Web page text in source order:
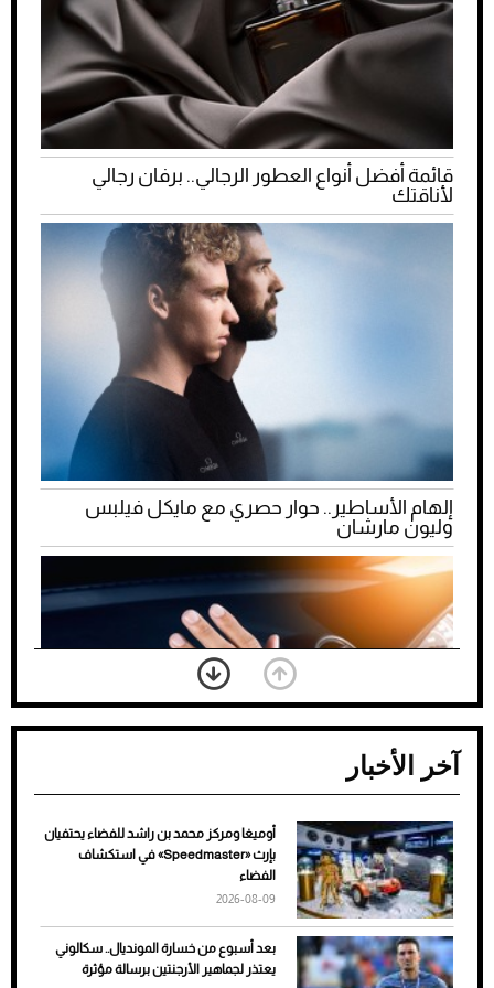
قائمة أفضل أنواع العطور الرجالي.. برفان رجالي
لأناقتك
إلهام الأساطير.. حوار حصري مع مايكل فيلبس
وليون مارشان
ضعف تبريد مكيف السيارة عند الوقوف.. أشهر
الأسباب والحلول
آخر الأخبار
أوميغا ومركز محمد بن راشد للفضاء يحتفيان
بإرث «Speedmaster» في استكشاف
الفضاء
2026-08-09
بعد أسبوع من خسارة المونديال.. سكالوني
يعتذر لجماهير الأرجنتين برسالة مؤثرة